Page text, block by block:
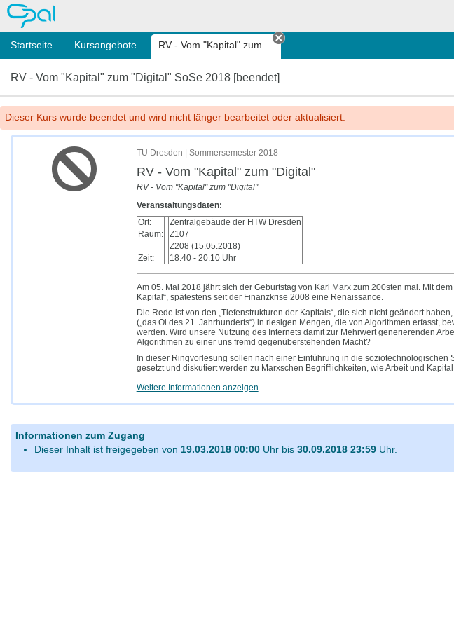
OPAL
Startseite Kursangebote RV - Vom "Kapital" zum...
Tab schließen
RV - Vom "Kapital" zum "Digital" SoSe 2018 [beendet]
Dieser Kurs wurde beendet und wird nicht länger bearbeitet oder aktualisiert.
TU Dresden | Sommersemester 2018
RV - Vom "Kapital" zum "Digital"
RV - Vom "Kapital" zum "Digital"
Veranstaltungsdaten:
Ort:
Zentralgebäude der HTW Dresden
Raum:
Z107
Z208 (15.05.2018)
Zeit:
18.40 - 20.10 Uhr
Am 05. Mai 2018 jährt sich der Geburtstag von Karl Marx zum 200sten mal. Mit
Kapital“, spätestens seit der Finanzkrise 2008 eine Renaissance.
Die Rede ist von den „Tiefenstrukturen der Kapitals“, die sich nicht geändert
(„das Öl des 21. Jahrhunderts“) in riesigen Mengen, die von Algorithmen erfasst,
werden. Wird unsere Nutzung des Internets damit zur Mehrwert generierenden
Algorithmen zu einer uns fremd gegenüberstehenden Macht?
In dieser Ringvorlesung sollen nach einer Einführung in die
gesetzt und diskutiert werden zu Marxschen Begrifflichkeiten, wie Arbeit und
Weitere Informationen anzeigen
Informationen zum Zugang
Dieser Inhalt ist freigegeben von 19.03.2018 00:00Uhr bis 30.09.2018 23:59Uhr.